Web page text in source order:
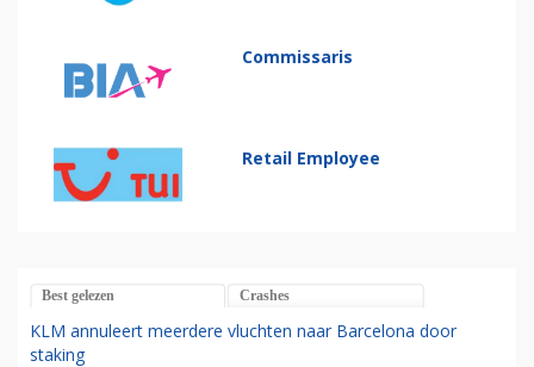
Commissaris
Retail Employee
Best gelezen Crashes
KLM annuleert meerdere vluchten naar Barcelona door
staking